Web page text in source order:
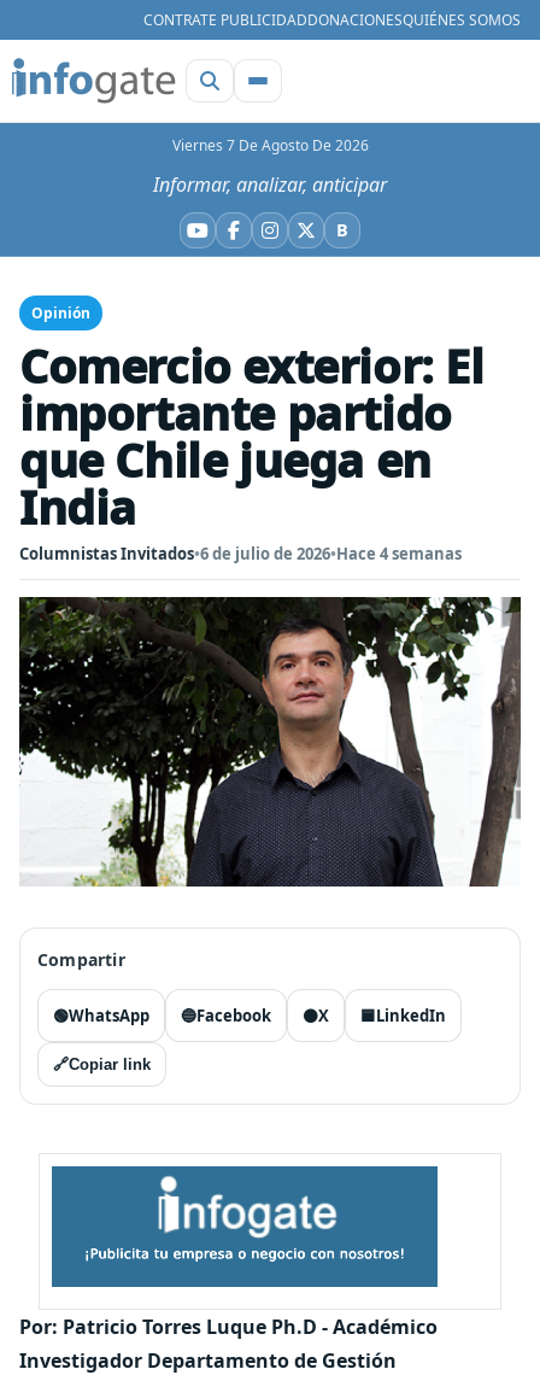
CONTRATE PUBLICIDADDONACIONESQUIÉNES SOMOS
Viernes 7 De Agosto De 2026
Informar, analizar, anticipar
YouTube
Facebook
Instagram
X BBluesky
Opinión
Comercio exterior: El
importante partido
que Chile juega en
India
Columnistas Invitados•6 de julio de 2026•Hace 4 semanas
Compartir
🟢WhatsApp 🔵Facebook ⚫X 🟦LinkedIn
🔗Copiar link
Por: Patricio Torres Luque Ph.D -Académico
Investigador Departamento de Gestión